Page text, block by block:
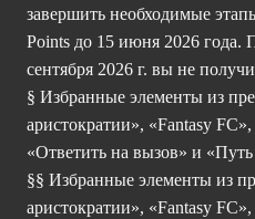
завершить необходимые
Points до 15 июня 2026 года.
сентября 2026 г. вы не
§ Избранные элементы из
аристократии», «Fantasy
«Ответить на вызов» и
§§ Избранные элементы из
аристократии», «Fantasy